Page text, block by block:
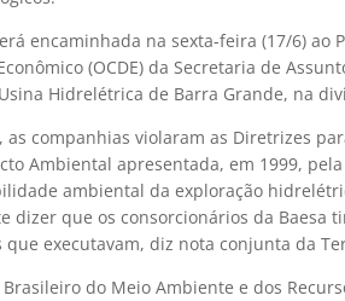
encaminhada na sexta-feira (17/6) ao
(OCDE) da Secretaria de
Hidrelétrica de Barra Grande, na
as companhias violaram as Diretrizes
Ambiental apresentada, em 1999,
ambiental da exploração
dizer que os consorcionários da Baesa
executavam, diz nota conjunta da
do Meio Ambiente e dos